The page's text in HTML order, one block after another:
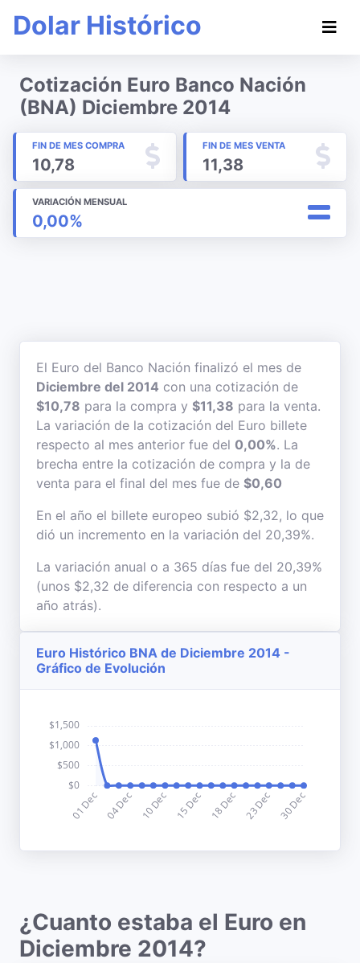
Dolar Histórico
Cotización Euro Banco Nación
(BNA) Diciembre 2014
FIN DE MES COMPRA
10,78
FIN DE MES VENTA
11,38
VARIACIÓN MENSUAL
0,00%
El Euro del Banco Nación finalizó el mes de
Diciembre del 2014 con una cotización de
$10,78 para la compra y $11,38 para la venta.
La variación de la cotización del Euro billete
respecto al mes anterior fue del 0,00%. La
brecha entre la cotización de compra y la de
venta para el final del mes fue de $0,60
En el año el billete europeo subió $2,32, lo que
dió un incremento en la variación del 20,39%.
La variación anual o a 365 días fue del 20,39%
(unos $2,32 de diferencia con respecto a un
año atrás).
Euro Histórico BNA de Diciembre 2014 -
Gráfico de Evolución
¿Cuanto estaba el Euro en
Diciembre 2014?